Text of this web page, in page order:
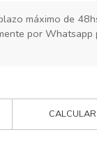
máximo de
por Whatsapp
CALCULAR